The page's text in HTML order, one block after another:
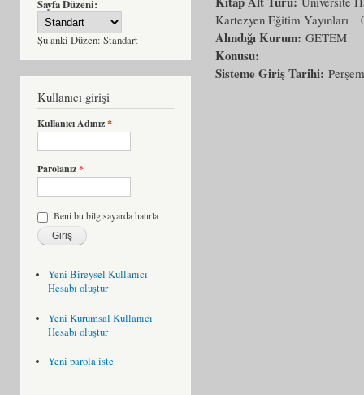
Sayfa Düzeni:
Şu anki Düzen: Standart
Kullanıcı girişi
Kullanıcı Adınız*
Parolanız*
Beni bu bilgisayarda hatırla
Yeni Bireysel Kullanıcı
Hesabı oluştur
Yeni Kurumsal Kullanıcı
Hesabı oluştur
Yeni parola iste
Kartezyen Eğitim Yayınları
Alındığı Kurum: GETEM
Konusu:
Sisteme Giriş Tarihi: